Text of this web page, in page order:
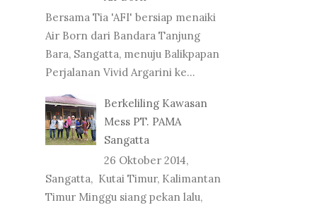
Bersama Tia 'AFI' bersiap menaiki
Air Born dari Bandara Tanjung
Bara, Sangatta, menuju Balikpapan
Perjalanan Vivid Argarini ke...
Berkeliling Kawasan
Mess PT. PAMA
Sangatta
26 Oktober 2014,
Sangatta, Kutai Timur, Kalimantan
Timur Minggu siang pekan lalu,